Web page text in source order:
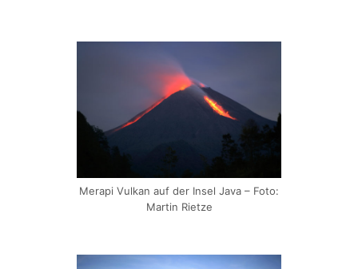
Merapi Vulkan auf der Insel Java – Foto:
Martin Rietze